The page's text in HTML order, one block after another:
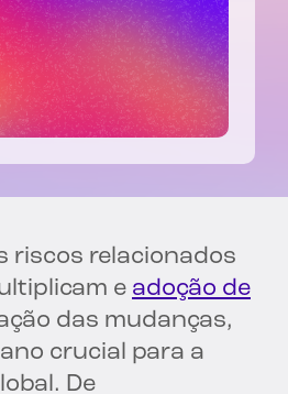
riscos relacionados
e adoção de
das mudanças,
crucial para a
De